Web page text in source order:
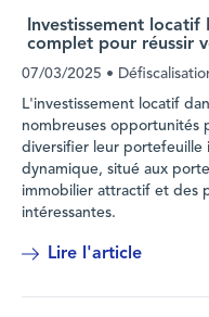
Investissement
complet pour réussir
07/03/2025 •
L'investissement locatif
nombreuses opportunités
diversifier leur portefeuille
dynamique, situé aux
immobilier attractif et des
intéressantes.
Lire l'article